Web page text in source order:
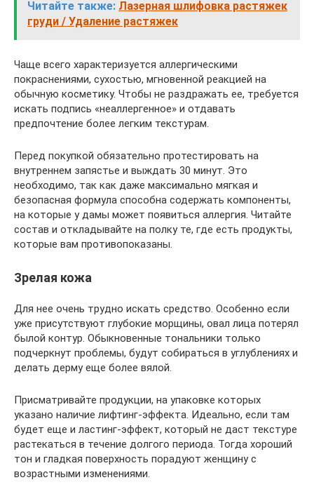
Читайте также: Лазерная шлифовка растяжек
груди / Удаление растяжек
Чаще всего характеризуется аллергическими
покраснениями, сухостью, мгновенной реакцией на
обычную косметику. Чтобы не раздражать ее, требуется
искать подпись «неаллергенное» и отдавать
предпочтение более легким текстурам.
Перед покупкой обязательно протестировать на
внутреннем запястье и выждать 30 минут. Это
необходимо, так как даже максимально мягкая и
безопасная формула способна содержать компоненты,
на которые у дамы может появиться аллергия. Читайте
состав и откладывайте на полку те, где есть продукты,
которые вам противопоказаны.
Зрелая кожа
Для нее очень трудно искать средство. Особенно если
уже присутствуют глубокие морщины, овал лица потерял
былой контур. Обыкновенные тональники только
подчеркнут проблемы, будут собираться в углублениях и
делать дерму еще более вялой.
Присматривайте продукции, на упаковке которых
указано наличие лифтинг-эффекта. Идеально, если там
будет еще и ластинг-эффект, который не даст текстуре
растекаться в течение долгого периода. Тогда хороший
тон и гладкая поверхность порадуют женщину с
возрастными изменениями.